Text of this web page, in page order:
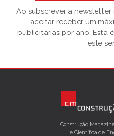
Ao subscrever a
aceitar receber um
publicitárias por ano. Esta
este
Construção
e Científica de